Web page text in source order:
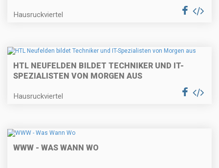
Hausruckviertel
HTL NEUFELDEN BILDET TECHNIKER UND IT-
SPEZIALISTEN VON MORGEN AUS
Hausruckviertel
WWW - WAS WANN WO